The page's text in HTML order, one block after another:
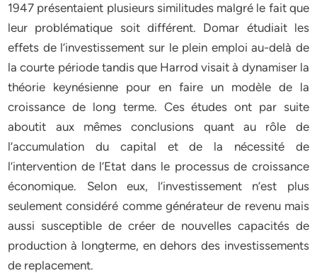
1947 présentaient plusieurs similitudes malgré le fait que
leur problématique soit différent. Domar étudiait les
effets de l’investissement sur le plein emploi au-delà de
la courte période tandis que Harrod visait à dynamiser la
théorie keynésienne pour en faire un modèle de la
croissance de long terme. Ces études ont par suite
aboutit aux mêmes conclusions quant au rôle de
l’accumulation du capital et de la nécessité de
l’intervention de l’Etat dans le processus de croissance
économique. Selon eux, l’investissement n’est plus
seulement considéré comme générateur de revenu mais
aussi susceptible de créer de nouvelles capacités de
production à longterme, en dehors des investissements
de replacement.